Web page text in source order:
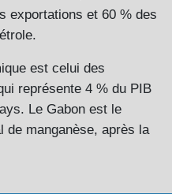
exportations et 60 % des
est celui des
représente 4 % du PIB
Le Gabon est le
de manganèse, après la